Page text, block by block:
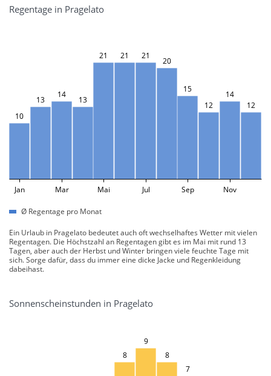
Regentage in Pragelato
10
13
14
13
21 21 21
20
15
12
14
12
Jan Mar Mai Jul Sep Nov
Ø Regentage pro Monat
Ein Urlaub in Pragelato bedeutet auch oft wechselhaftes Wetter mit vielen
Regentagen. Die Höchstzahl an Regentagen gibt es im Mai mit rund 13
Tagen, aber auch der Herbst und Winter bringen viele feuchte Tage mit
sich. Sorge dafür, dass du immer eine dicke Jacke und Regenkleidung
dabeihast.
Sonnenscheinstunden in Pragelato
8
9
8
7